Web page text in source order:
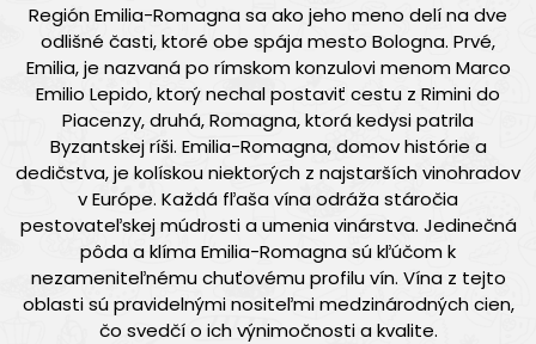
Región Emilia-Romagna sa ako jeho meno delí na dve
odlišné časti, ktoré obe spája mesto Bologna. Prvé,
Emilia, je nazvaná po rímskom konzulovi menom Marco
Emilio Lepido, ktorý nechal postaviť cestu z Rimini do
Piacenzy, druhá, Romagna, ktorá kedysi patrila
Byzantskej ríši. Emilia-Romagna, domov histórie a
dedičstva, je kolískou niektorých z najstarších vinohradov
v Európe. Každá fľaša vína odráža stáročia
pestovateľskej múdrosti a umenia vinárstva. Jedinečná
pôda a klíma Emilia-Romagna sú kľúčom k
nezameniteľnému chuťovému profilu vín. Vína z tejto
oblasti sú pravidelnými nositeľmi medzinárodných cien,
čo svedčí o ich výnimočnosti a kvalite.